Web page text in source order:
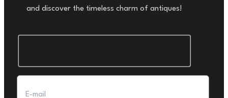
and discover the timeless charm of antiques!